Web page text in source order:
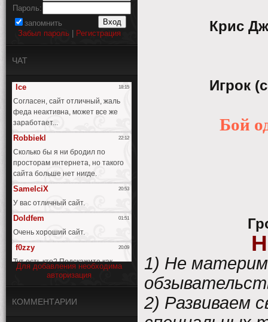
Пароль:
запомнить
Забыл пароль
Регистрация
ЧАТ
Для добавления необходима
авторизация
КОММЕНТАРИИ
Крис
Игрок
Бой
1) Не
2) Развиваем